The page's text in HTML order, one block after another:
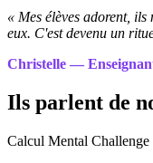
« Mes élèves adorent,
eux. C'est devenu un
Christelle —
Ils parlent de
Calcul Mental Challenge